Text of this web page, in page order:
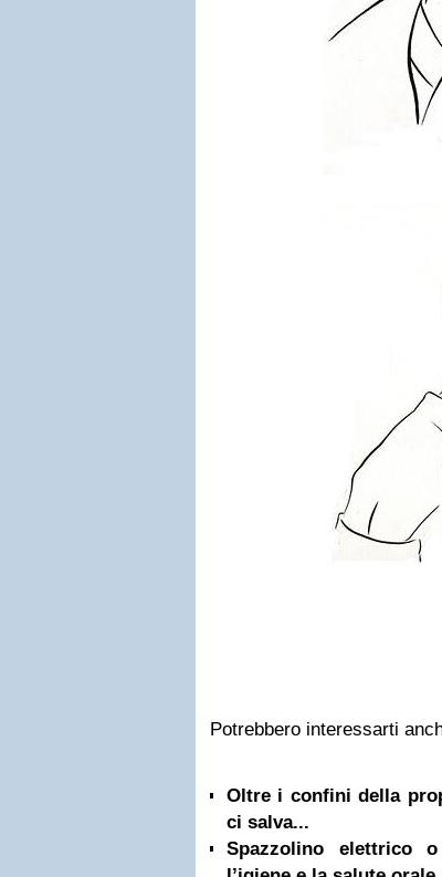
Potrebbero interessarti
Oltre i confini della
ci salva...
Spazzolino elettrico